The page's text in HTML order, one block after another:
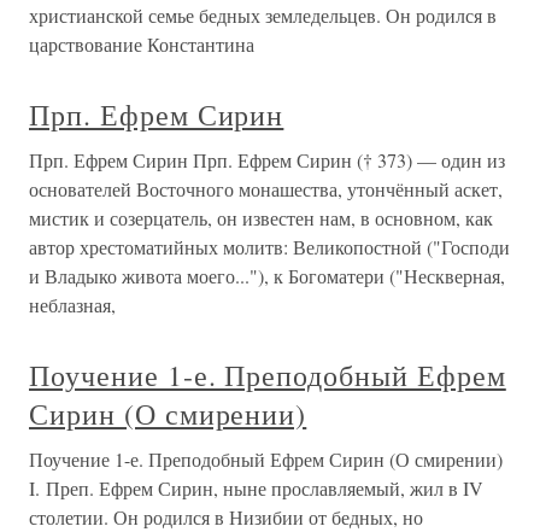
христианской семье бедных земледельцев. Он родился в
царствование Константина
Прп. Ефрем Сирин
Прп. Ефрем Сирин Прп. Ефрем Сирин († 373) — один из
основателей Восточного монашества, утончённый аскет,
мистик и созерцатель, он известен нам, в основном, как
автор хрестоматийных молитв: Великопостной ("Господи
и Владыко живота моего..."), к Богоматери ("Нескверная,
неблазная,
Поучение 1-е. Преподобный Ефрем
Сирин (О смирении)
Поучение 1-е. Преподобный Ефрем Сирин (О смирении)
I. Преп. Ефрем Сирин, ныне прославляемый, жил в IV
столетии. Он родился в Низибии от бедных, но